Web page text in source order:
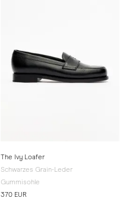
The Ivy Loafer
Schwarzes Grain-Leder
Gummisohle
370 EUR